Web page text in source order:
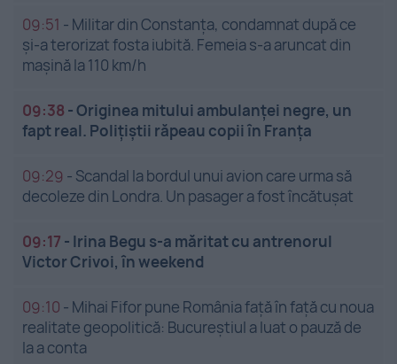
09:51 - Militar din Constanța, condamnat după ce
și-a terorizat fosta iubită. Femeia s-a aruncat din
mașină la 110 km/h
09:38 -Originea mitului ambulanței negre, un
fapt real. Polițiștii răpeau copii în Franța
09:29 - Scandal la bordul unui avion care urma să
decoleze din Londra. Un pasager a fost încătușat
09:17 - Irina Begu s-a măritat cu antrenorul
Victor Crivoi, în weekend
09:10 - Mihai Fifor pune România față în față cu noua
realitate geopolitică: Bucureștiul a luat o pauză de
la a conta